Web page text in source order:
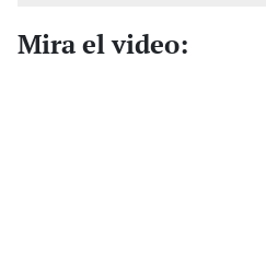
Mira el video: